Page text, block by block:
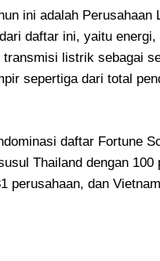
ini adalah Perusahaan
daftar ini, yaitu
listrik sebagai
sepertiga dari total
daftar Fortune
Thailand dengan
perusahaan, dan